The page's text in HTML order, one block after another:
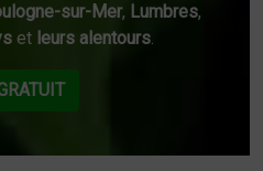
sur-Mer, Lumbres,
et leurs alentours.